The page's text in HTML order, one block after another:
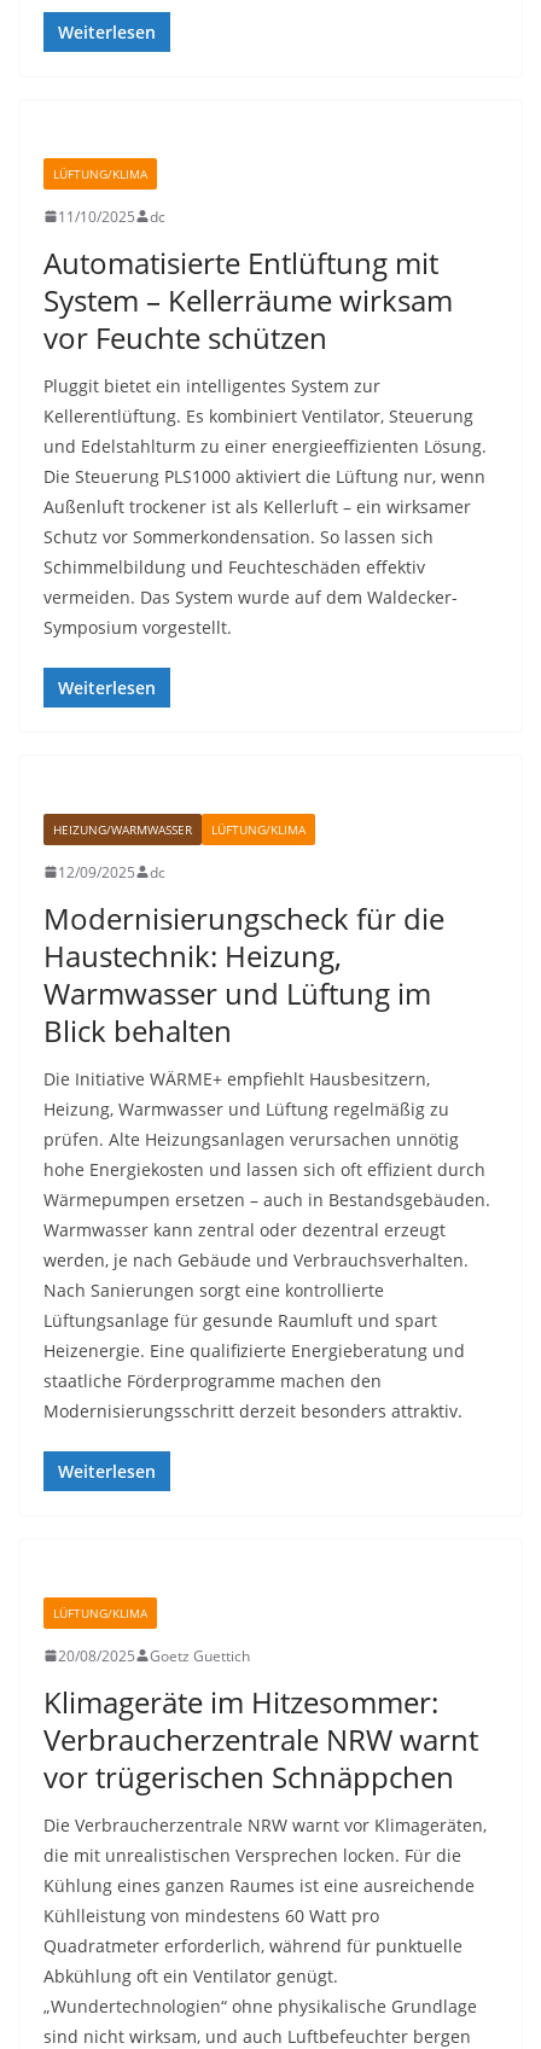
Weiterlesen
LÜFTUNG/KLIMA
11/10/2025 dc
Automatisierte Entlüftung mit
System – Kellerräume wirksam
vor Feuchte schützen
Pluggit bietet ein intelligentes System zur
Kellerentlüftung. Es kombiniert Ventilator, Steuerung
und Edelstahlturm zu einer energieeffizienten Lösung.
Die Steuerung PLS1000 aktiviert die Lüftung nur, wenn
Außenluft trockener ist als Kellerluft – ein wirksamer
Schutz vor Sommerkondensation. So lassen sich
Schimmelbildung und Feuchteschäden effektiv
vermeiden. Das System wurde auf dem Waldecker-
Symposium vorgestellt.
Weiterlesen
HEIZUNG/WARMWASSER LÜFTUNG/KLIMA
12/09/2025 dc
Modernisierungscheck für die
Haustechnik: Heizung,
Warmwasser und Lüftung im
Blick behalten
Die Initiative WÄRME+ empfiehlt Hausbesitzern,
Heizung, Warmwasser und Lüftung regelmäßig zu
prüfen. Alte Heizungsanlagen verursachen unnötig
hohe Energiekosten und lassen sich oft effizient durch
Wärmepumpen ersetzen – auch in Bestandsgebäuden.
Warmwasser kann zentral oder dezentral erzeugt
werden, je nach Gebäude und Verbrauchsverhalten.
Nach Sanierungen sorgt eine kontrollierte
Lüftungsanlage für gesunde Raumluft und spart
Heizenergie. Eine qualifizierte Energieberatung und
staatliche Förderprogramme machen den
Modernisierungsschritt derzeit besonders attraktiv.
Weiterlesen
LÜFTUNG/KLIMA
20/08/2025 Goetz Guettich
Klimageräte im Hitzesommer:
Verbraucherzentrale NRW warnt
vor trügerischen Schnäppchen
Die Verbraucherzentrale NRW warnt vor Klimageräten,
die mit unrealistischen Versprechen locken. Für die
Kühlung eines ganzen Raumes ist eine ausreichende
Kühlleistung von mindestens 60 Watt pro
Quadratmeter erforderlich, während für punktuelle
Abkühlung oft ein Ventilator genügt.
„Wundertechnologien“ ohne physikalische Grundlage
sind nicht wirksam, und auch Luftbefeuchter bergen